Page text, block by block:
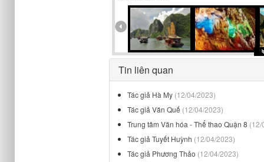
Tin liên quan
Tác giả Hà My (12/04/2023)
Tác giả Văn Quế (12/04/2023)
Trung tâm Văn hóa - Thể thao Quận 8 (12/
Tác giả Tuyết Huỳnh (12/04/2023)
Tác giả Phương Thảo (12/04/2023)